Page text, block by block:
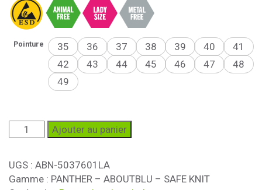
Pointure 35 36 37 38 39 40
41
42
43 44 45 46 47
48
49
quantité
de
de
sécurité
Ajouter au panier
UGS : ABN-5037601LA
Gamme : PANTHER – ABOUTBLU – SAFE KNIT